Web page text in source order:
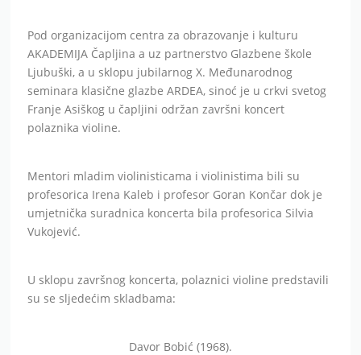
Pod organizacijom centra za obrazovanje i kulturu
AKADEMIJA Čapljina a uz partnerstvo Glazbene škole
Ljubuški, a u sklopu jubilarnog X. Međunarodnog
seminara klasične glazbe ARDEA, sinoć je u crkvi svetog
Franje Asiškog u čapljini održan završni koncert
polaznika violine.
Mentori mladim violinisticama i violinistima bili su
profesorica Irena Kaleb i profesor Goran Končar dok je
umjetnička suradnica koncerta bila profesorica Silvia
Vukojević.
U sklopu završnog koncerta, polaznici violine predstavili
su se sljedećim skladbama:
Davor Bobić (1968).